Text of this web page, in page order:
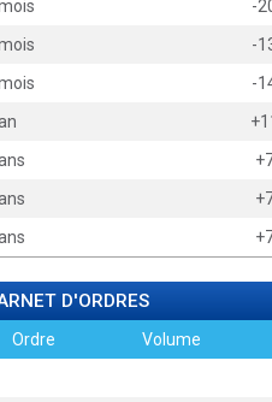
-
-
-
D'ORDRES
Ordre Volume